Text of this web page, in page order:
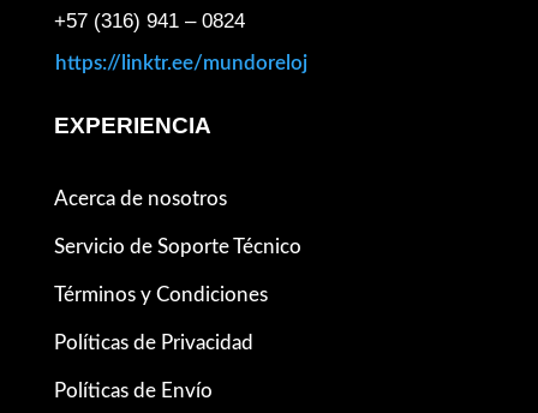
+57 (316) 941 – 0824
https://linktr.ee/mundoreloj
EXPERIENCIA
Acerca de nosotros
Servicio de Soporte Técnico
Términos y Condiciones
Políticas de Privacidad
Políticas de Envío